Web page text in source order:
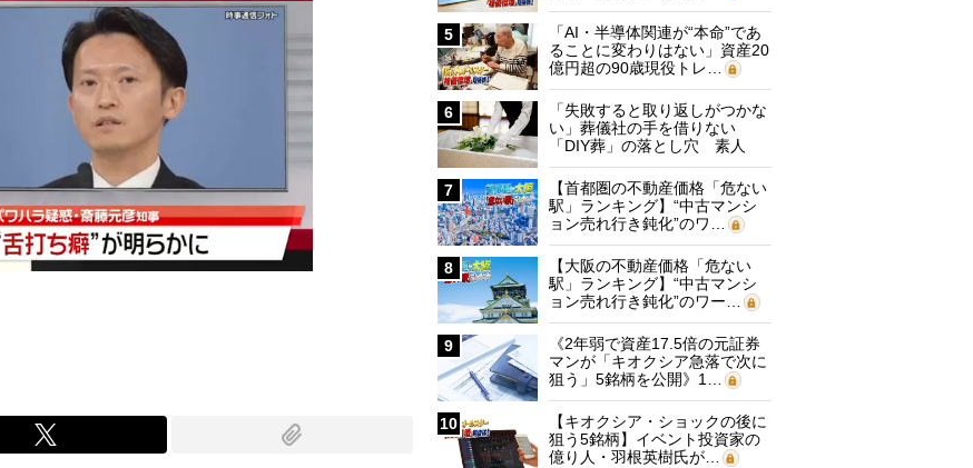
5
「AI・半導体関連が“本命”であ
ることに変わりはない」資産20
億円超の90歳現役トレ…
6
「失敗すると取り返しがつかな
い」葬儀社の手を借りない
「DIY葬」の落とし穴 素人
に…
7
【首都圏の不動産価格「危ない
駅」ランキング】“中古マンシ
ョン売れ行き鈍化”のワ…
8
【大阪の不動産価格「危ない
駅」ランキング】“中古マンシ
ョン売れ行き鈍化”のワー…
9
《2年弱で資産17.5倍の元証券
マンが「キオクシア急落で次に
狙う」5銘柄を公開》1…
10
【キオクシア・ショックの後に
狙う5銘柄】イベント投資家の
億り人・羽根英樹氏が…